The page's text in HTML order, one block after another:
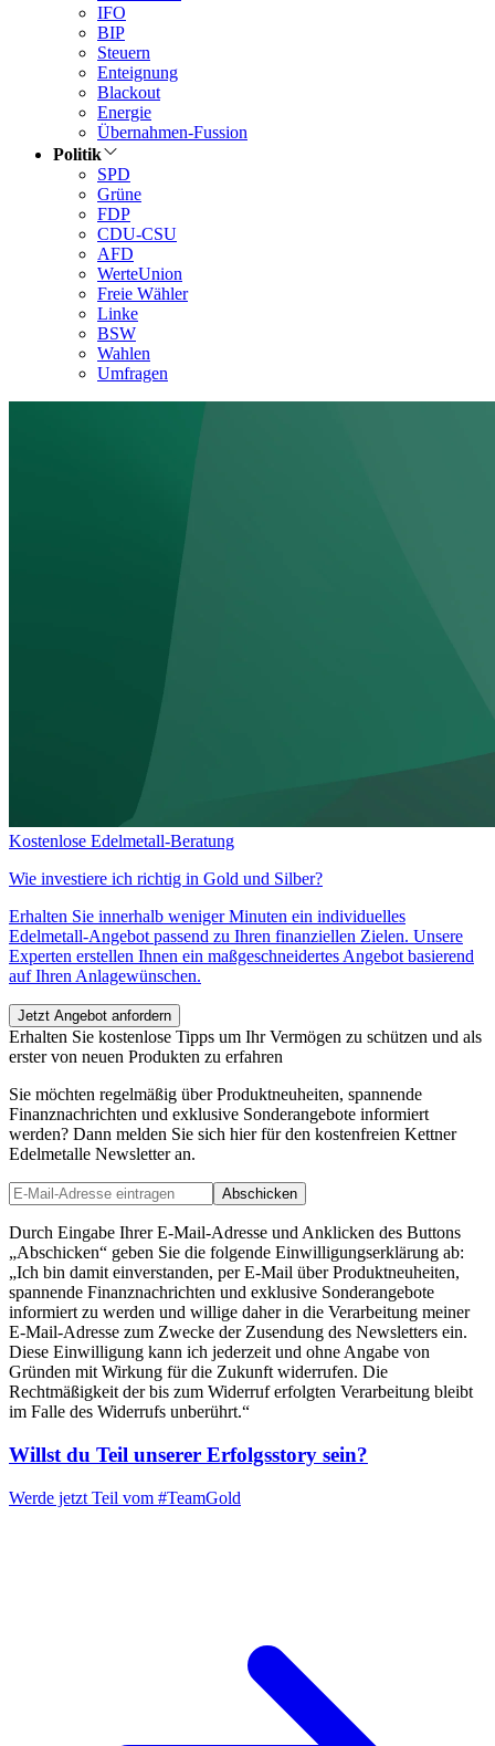
IFO
BIP
Steuern
Enteignung
Blackout
Energie
Übernahmen-Fussion
Politik
SPD
Grüne
FDP
CDU-CSU
AFD
WerteUnion
Freie Wähler
Linke
BSW
Wahlen
Umfragen
Kostenlose Edelmetall-Beratung
Wie investiere ich richtig in Gold und Silber?
Erhalten Sie innerhalb weniger Minuten ein individuelles
Edelmetall-Angebot passend zu Ihren finanziellen Zielen. Unsere
Experten erstellen Ihnen ein maßgeschneidertes Angebot basierend
auf Ihren Anlagewünschen.
Jetzt Angebot anfordern
Erhalten Sie kostenlose Tipps um Ihr Vermögen zu schützen und als
erster von neuen Produkten zu erfahren
Sie möchten regelmäßig über Produktneuheiten, spannende
Finanznachrichten und exklusive Sonderangebote informiert
werden? Dann melden Sie sich hier für den kostenfreien Kettner
Edelmetalle Newsletter an.
Abschicken
Durch Eingabe Ihrer E-Mail-Adresse und Anklicken des Buttons
„Abschicken“ geben Sie die folgende Einwilligungserklärung ab:
„Ich bin damit einverstanden, per E-Mail über Produktneuheiten,
spannende Finanznachrichten und exklusive Sonderangebote
informiert zu werden und willige daher in die Verarbeitung meiner
E-Mail-Adresse zum Zwecke der Zusendung des Newsletters ein.
Diese Einwilligung kann ich jederzeit und ohne Angabe von
Gründen mit Wirkung für die Zukunft widerrufen. Die
Rechtmäßigkeit der bis zum Widerruf erfolgten Verarbeitung bleibt
im Falle des Widerrufs unberührt.“
Willst du Teil unserer Erfolgsstory sein?
Werde jetzt Teil vom #TeamGold